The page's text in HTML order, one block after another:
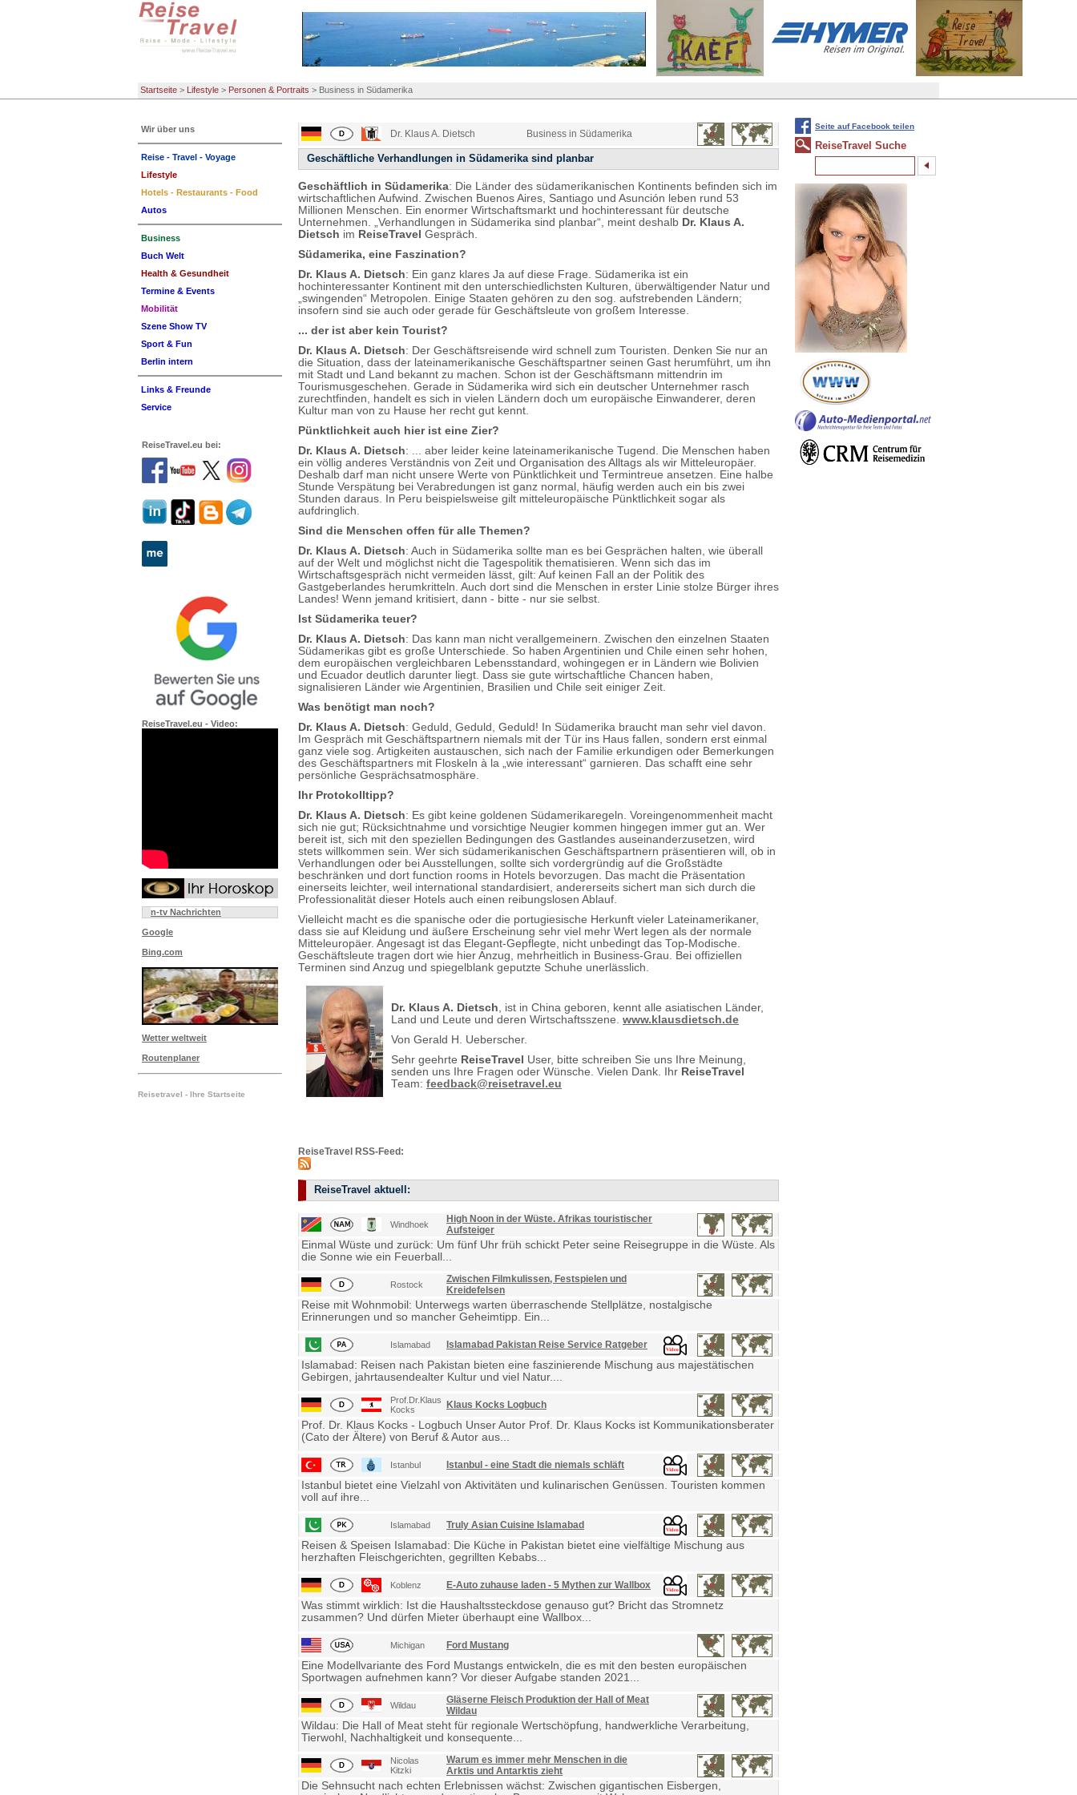
Startseite > Lifestyle > Personen & Portraits > Business in Südamerika
Dr. Klaus A. Dietsch Business in Südamerika
Geschäftliche Verhandlungen in Südamerika sind planbar
Geschäftlich in Südamerika: Die Länder des südamerikanischen Kontinents befinden sich im
wirtschaftlichen Aufwind. Zwischen Buenos Aires, Santiago und Asunción leben rund 53
Millionen Menschen. Ein enormer Wirtschaftsmarkt und hochinteressant für deutsche
Unternehmen. „Verhandlungen in Südamerika sind planbar“, meint deshalb Dr. Klaus A.
Dietsch im ReiseTravel Gespräch.
Südamerika, eine Faszination?
Dr. Klaus A. Dietsch: Ein ganz klares Ja auf diese Frage. Südamerika ist ein
hochinteressanter Kontinent mit den unterschiedlichsten Kulturen, überwältigender Natur und
„swingenden“ Metropolen. Einige Staaten gehören zu den sog. aufstrebenden Ländern;
insofern sind sie auch oder gerade für Geschäftsleute von großem Interesse.
... der ist aber kein Tourist?
Dr. Klaus A. Dietsch: Der Geschäftsreisende wird schnell zum Touristen. Denken Sie nur an
die Situation, dass der lateinamerikanische Geschäftspartner seinen Gast herumführt, um ihn
mit Stadt und Land bekannt zu machen. Schon ist der Geschäftsmann mittendrin im
Tourismusgeschehen. Gerade in Südamerika wird sich ein deutscher Unternehmer rasch
zurechtfinden, handelt es sich in vielen Ländern doch um europäische Einwanderer, deren
Kultur man von zu Hause her recht gut kennt.
Pünktlichkeit auch hier ist eine Zier?
Dr. Klaus A. Dietsch: ... aber leider keine lateinamerikanische Tugend. Die Menschen haben
ein völlig anderes Verständnis von Zeit und Organisation des Alltags als wir Mitteleuropäer.
Deshalb darf man nicht unsere Werte von Pünktlichkeit und Termintreue ansetzen. Eine halbe
Stunde Verspätung bei Verabredungen ist ganz normal, häufig werden auch ein bis zwei
Stunden daraus. In Peru beispielsweise gilt mitteleuropäische Pünktlichkeit sogar als
aufdringlich.
Sind die Menschen offen für alle Themen?
Dr. Klaus A. Dietsch: Auch in Südamerika sollte man es bei Gesprächen halten, wie überall
auf der Welt und möglichst nicht die Tagespolitik thematisieren. Wenn sich das im
Wirtschaftsgespräch nicht vermeiden lässt, gilt: Auf keinen Fall an der Politik des
Gastgeberlandes herumkritteln. Auch dort sind die Menschen in erster Linie stolze Bürger ihres
Landes! Wenn jemand kritisiert, dann - bitte - nur sie selbst.
Ist Südamerika teuer?
Dr. Klaus A. Dietsch: Das kann man nicht verallgemeinern. Zwischen den einzelnen Staaten
Südamerikas gibt es große Unterschiede. So haben Argentinien und Chile einen sehr hohen,
dem europäischen vergleichbaren Lebensstandard, wohingegen er in Ländern wie Bolivien
und Ecuador deutlich darunter liegt. Dass sie gute wirtschaftliche Chancen haben,
signalisieren Länder wie Argentinien, Brasilien und Chile seit einiger Zeit.
Was benötigt man noch?
Dr. Klaus A. Dietsch: Geduld, Geduld, Geduld! In Südamerika braucht man sehr viel davon.
Im Gespräch mit Geschäftspartnern niemals mit der Tür ins Haus fallen, sondern erst einmal
ganz viele sog. Artigkeiten austauschen, sich nach der Familie erkundigen oder Bemerkungen
des Geschäftspartners mit Floskeln à la „wie interessant“ garnieren. Das schafft eine sehr
persönliche Gesprächsatmosphäre.
Ihr Protokolltipp?
Dr. Klaus A. Dietsch: Es gibt keine goldenen Südamerikaregeln. Voreingenommenheit macht
sich nie gut; Rücksichtnahme und vorsichtige Neugier kommen hingegen immer gut an. Wer
bereit ist, sich mit den speziellen Bedingungen des Gastlandes auseinanderzusetzen, wird
stets willkommen sein. Wer sich südamerikanischen Geschäftspartnern präsentieren will, ob in
Verhandlungen oder bei Ausstellungen, sollte sich vordergründig auf die Großstädte
beschränken und dort function rooms in Hotels bevorzugen. Das macht die Präsentation
einerseits leichter, weil international standardisiert, andererseits sichert man sich durch die
Professionalität dieser Hotels auch einen reibungslosen Ablauf.
Vielleicht macht es die spanische oder die portugiesische Herkunft vieler Lateinamerikaner,
dass sie auf Kleidung und äußere Erscheinung sehr viel mehr Wert legen als der normale
Mitteleuropäer. Angesagt ist das Elegant-Gepflegte, nicht unbedingt das Top-Modische.
Geschäftsleute tragen dort wie hier Anzug, mehrheitlich in Business-Grau. Bei offiziellen
Terminen sind Anzug und spiegelblank geputzte Schuhe unerlässlich.
Dr. Klaus A. Dietsch , ist in China geboren, kennt alle asiatischen Länder,
Land und Leute und deren Wirtschaftsszene. www.klausdietsch.de
Von Gerald H. Ueberscher.
Sehr geehrte ReiseTravel User, bitte schreiben Sie uns Ihre Meinung,
senden uns Ihre Fragen oder Wünsche. Vielen Dank. Ihr ReiseTravel
Team: feedback@reisetravel.eu
ReiseTravel RSS-Feed:
ReiseTravel aktuell:
Windhoek
High Noon in der Wüste. Afrikas touristischer
Aufsteiger
Einmal Wüste und zurück: Um fünf Uhr früh schickt Peter seine Reisegruppe in die Wüste. Als
die Sonne wie ein Feuerball...
Rostock
Zwischen Filmkulissen, Festspielen und
Kreidefelsen
Reise mit Wohnmobil: Unterwegs warten überraschende Stellplätze, nostalgische
Erinnerungen und so mancher Geheimtipp. Ein...
Islamabad Islamabad Pakistan Reise Service Ratgeber
Islamabad: Reisen nach Pakistan bieten eine faszinierende Mischung aus majestätischen
Gebirgen, jahrtausendealter Kultur und viel Natur....
Prof.Dr.Klaus
Kocks
Klaus Kocks Logbuch
Prof. Dr. Klaus Kocks - Logbuch Unser Autor Prof. Dr. Klaus Kocks ist Kommunikationsberater
(Cato der Ältere) von Beruf & Autor aus...
Istanbul Istanbul - eine Stadt die niemals schläft
Istanbul bietet eine Vielzahl von Aktivitäten und kulinarischen Genüssen. Touristen kommen
voll auf ihre...
Islamabad Truly Asian Cuisine Islamabad
Reisen & Speisen Islamabad: Die Küche in Pakistan bietet eine vielfältige Mischung aus
herzhaften Fleischgerichten, gegrillten Kebabs...
Koblenz E-Auto zuhause laden - 5 Mythen zur Wallbox
Was stimmt wirklich: Ist die Haushaltssteckdose genauso gut? Bricht das Stromnetz
zusammen? Und dürfen Mieter überhaupt eine Wallbox...
Michigan Ford Mustang
Eine Modellvariante des Ford Mustangs entwickeln, die es mit den besten europäischen
Sportwagen aufnehmen kann? Vor dieser Aufgabe standen 2021...
Wildau
Gläserne Fleisch Produktion der Hall of Meat
Wildau
Wildau: Die Hall of Meat steht für regionale Wertschöpfung, handwerkliche Verarbeitung,
Tierwohl, Nachhaltigkeit und konsequente...
Nicolas
Kitzki
Warum es immer mehr Menschen in die
Arktis und Antarktis zieht
Die Sehnsucht nach echten Erlebnissen wächst: Zwischen gigantischen Eisbergen,
Wir über uns
Reise - Travel - Voyage
Lifestyle
Hotels - Restaurants - Food
Autos
Business
Buch Welt
Health & Gesundheit
Termine & Events
Mobilität
Szene Show TV
Sport & Fun
Berlin intern
Links & Freunde
Service
ReiseTravel.eu bei:
ReiseTravel.eu - Video:
n-tv Nachrichten
Google
Bing.com
Wetter weltweit
Routenplaner
Reisetravel - Ihre Startseite
Seite auf Facebook teilen
ReiseTravel Suche